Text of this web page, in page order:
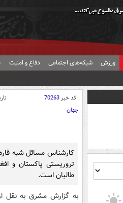
ورزش شبکه‌های اجتماعی دفاع و امنیت
کد خبر70263
جهان
کارشناس مسائل شبه
تروریستی پاکستان و
طالبان است.
به گزارش مشرق به نقل